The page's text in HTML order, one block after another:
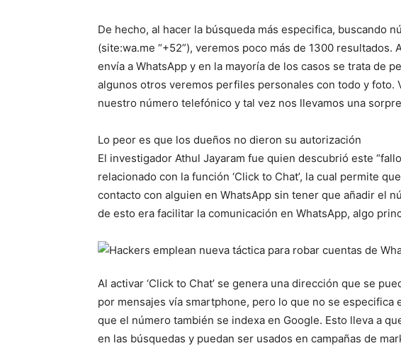
De hecho, al hacer la búsqueda más especifica, buscando
(site:wa.me “+52”), veremos poco más de 1300 resultados.
envía a WhatsApp y en la mayoría de los casos se trata de
algunos otros veremos perfiles personales con todo y foto.
nuestro número telefónico y tal vez nos llevamos una
Lo peor es que los dueños no dieron su autorización
El investigador Athul Jayaram fue quien descubrió este
relacionado con la función ‘Click to Chat’, la cual permite
contacto con alguien en WhatsApp sin tener que añadir el
de esto era facilitar la comunicación en WhatsApp, algo
Al activar ‘Click to Chat’ se genera una dirección que se
por mensajes vía smartphone, pero lo que no se especifica
que el número también se indexa en Google. Esto lleva a
en las búsquedas y puedan ser usados en campañas de